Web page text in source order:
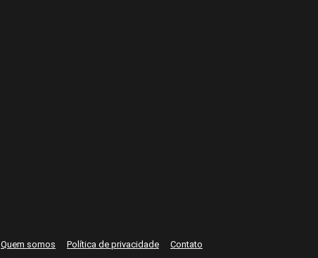
Quem somos Política de privacidade Contato